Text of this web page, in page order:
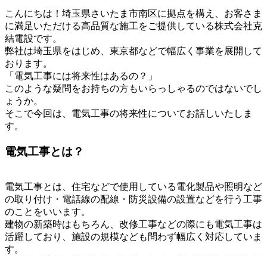
こんにちは！埼玉県さいたま市南区に拠点を構え、お客さま
に満足いただける高品質な施工をご提供している株式会社克
結電設です。
弊社は埼玉県をはじめ、東京都などで幅広く事業を展開して
おります。
「電気工事には将来性はあるの？」
このような疑問をお持ちの方もいらっしゃるのではないでし
ょうか。
そこで今回は、電気工事の将来性についてお話しいたしま
す。
電気工事とは？
電気工事とは、住宅などで使用している電化製品や照明など
の取り付け・電話線の配線・防災設備の設置などを行う工事
のことをいいます。
建物の新築時はもちろん、改修工事などの際にも電気工事は
活躍しており、施設の規模なども問わず幅広く対応していま
す。